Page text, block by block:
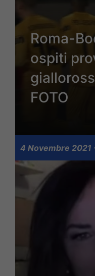
Roma-
ospiti
FOTO
4 Novembre 2021